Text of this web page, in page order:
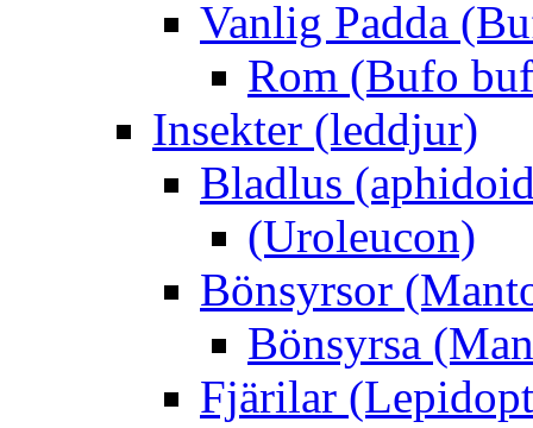
Vanlig Padda
Rom (Bufo
Insekter (leddjur)
Bladlus
(Uroleucon)
Bönsyrsor
Bönsyrsa
Fjärilar